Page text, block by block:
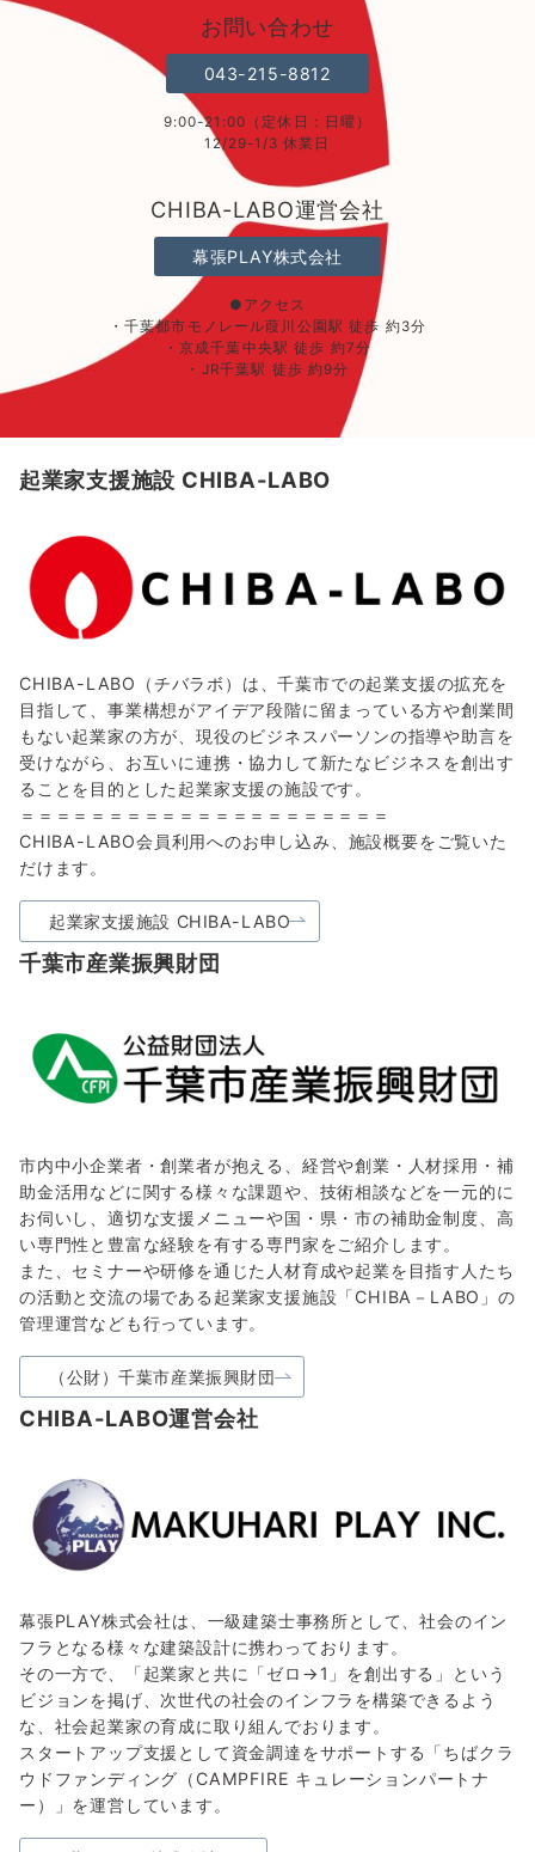
お問い合わせ
043-215-8812
9:00-21:00（定休日：日曜）
12/29-1/3 休業日
CHIBA-LABO運営会社
幕張PLAY株式会社
●アクセス
・千葉都市モノレール葭川公園駅 徒歩 約3分
・京成千葉中央駅 徒歩 約7分
・JR千葉駅 徒歩 約9分
起業家支援施設 CHIBA-LABO
CHIBA-LABO（チバラボ）は、千葉市での起業支援の拡充を
目指して、事業構想がアイデア段階に留まっている方や創業間
もない起業家の方が、現役のビジネスパーソンの指導や助言を
受けながら、お互いに連携・協力して新たなビジネスを創出す
ることを目的とした起業家支援の施設です。
＝＝＝＝＝＝＝＝＝＝＝＝＝＝＝＝＝＝＝＝＝
CHIBA-LABO会員利用へのお申し込み、施設概要をご覧いた
だけます。
起業家支援施設 CHIBA-LABO
千葉市産業振興財団
市内中小企業者・創業者が抱える、経営や創業・人材採用・補
助金活用などに関する様々な課題や、技術相談などを一元的に
お伺いし、適切な支援メニューや国・県・市の補助金制度、高
い専門性と豊富な経験を有する専門家をご紹介します。
また、セミナーや研修を通じた人材育成や起業を目指す人たち
の活動と交流の場である起業家支援施設「CHIBA－LABO」の
管理運営なども行っています。
（公財）千葉市産業振興財団
CHIBA-LABO運営会社
幕張PLAY株式会社は、一級建築士事務所として、社会のイン
フラとなる様々な建築設計に携わっております。
その一方で、「起業家と共に「ゼロ→1」を創出する」という
ビジョンを掲げ、次世代の社会のインフラを構築できるよう
な、社会起業家の育成に取り組んでおります。
スタートアップ支援として資金調達をサポートする「ちばクラ
ウドファンディング（CAMPFIRE キュレーションパートナ
ー）」を運営しています。